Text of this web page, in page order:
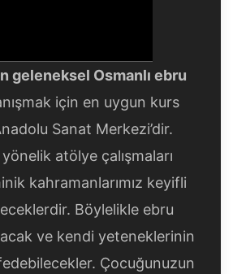
geleneksel Osmanlı ebru
için en uygun kurs
Sanat Merkezi’dir.
atölye çalışmaları
kahramanlarımız keyifli
Böylelikle ebru
ve kendi yeteneklerinin
Çocuğunuzun